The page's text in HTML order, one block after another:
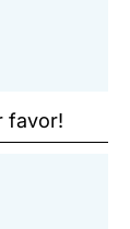
favor!